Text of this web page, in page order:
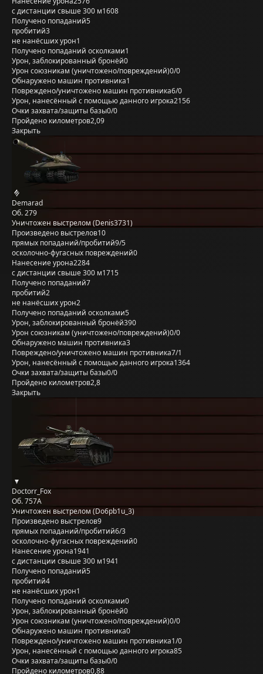
с дистанции свыше 300 м1608
Получено попаданий5
пробитий3
не нанёсших урон1
Получено попаданий осколками1
Урон, заблокированный бронёй0
Урон союзникам (уничтожено/повреждений)0/0
Обнаружено машин противника1
Повреждено/уничтожено машин противника6/0
Урон, нанесённый с помощью данного игрока2156
Очки захвата/защиты базы0/0
Пройдено километров2,09
Закрыть
Demarad
Об. 279
Уничтожен выстрелом (Denis3731)
Произведено выстрелов10
прямых попаданий/пробитий9/5
осколочно-фугасных повреждений0
Нанесение урона2284
с дистанции свыше 300 м1715
Получено попаданий7
пробитий2
не нанёсших урон2
Получено попаданий осколками5
Урон, заблокированный бронёй390
Урон союзникам (уничтожено/повреждений)0/0
Обнаружено машин противника3
Повреждено/уничтожено машин противника7/1
Урон, нанесённый с помощью данного игрока1364
Очки захвата/защиты базы0/0
Пройдено километров2,8
Закрыть
Doctorr_Fox
Об. 757А
Уничтожен выстрелом (Do6pb1u_3)
Произведено выстрелов9
прямых попаданий/пробитий6/3
осколочно-фугасных повреждений0
Нанесение урона1941
с дистанции свыше 300 м1941
Получено попаданий5
пробитий4
не нанёсших урон1
Получено попаданий осколками0
Урон, заблокированный бронёй0
Урон союзникам (уничтожено/повреждений)0/0
Обнаружено машин противника0
Повреждено/уничтожено машин противника1/0
Урон, нанесённый с помощью данного игрока85
Очки захвата/защиты базы0/0
Пройдено километров0,88